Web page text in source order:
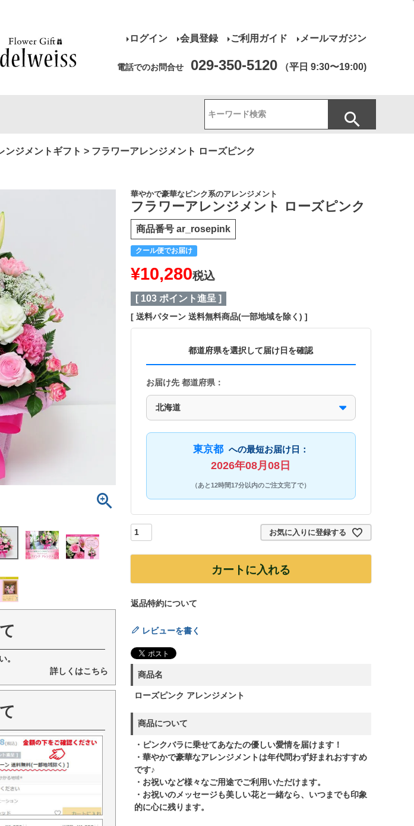
ログイン 会員登録 ご利用ガイド メールマガジン
電話でのお問合せ 029-350-5120 （平日 9:30〜19:00)
ンジメントギフト フラワーアレンジメント ローズピンク
。
詳しくはこちら
華やかで豪華なピンク系のアレンジメント
フラワーアレンジメント ローズピンク
商品番号 ar_rosepink
クール便でお届け
¥10,280税込
[ 103 ポイント進呈 ]
送料パターン 送料無料商品(一部地域を除く)
都道府県を選択して届け日を確認
お届け先 都道府県：
東京都 への最短お届け日：
2026年08月08日
（あと12時間17分以内のご注文完了で）
お気に入りに登録する
カートに入れる
返品特約について
レビューを書く
商品名
ローズピンク アレンジメント
商品について
・ピンクバラに乗せてあなたの優しい愛情を届けます！
・華やかで豪華なアレンジメントは年代問わず好まれおすすめ
です♪
・お祝いなど様々なご用途でご利用いただけます。
・お祝いのメッセージも美しい花と一緒なら、いつまでも印象
的に心に残ります。